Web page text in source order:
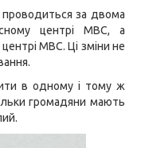
проводиться за двома
центрі МВС, а
МВС. Ці зміни не
в одному і тому ж
громадяни мають